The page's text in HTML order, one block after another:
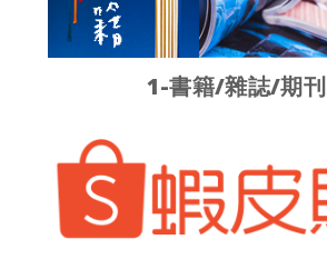
1-書籍/雜誌/期刊